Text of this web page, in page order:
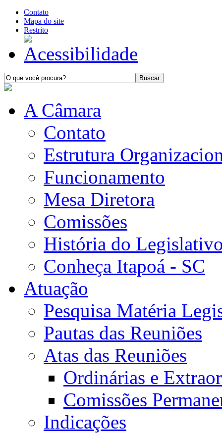
Contato
Mapa do site
Restrito
A Câmara
Contato
Estrutura
Funcionamento
Mesa Diretora
Comissões
História do
Conheça Itapoá - SC
Atuação
Pesquisa Matéria
Pautas das Reuniões
Atas das Reuniões
Ordinárias e
Comissões
Indicações